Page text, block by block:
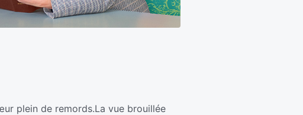
plein de remords.La vue brouillée